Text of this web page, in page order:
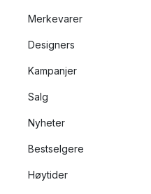
Merkevarer
Designers
Kampanjer
Salg
Nyheter
Bestselgere
Høytider